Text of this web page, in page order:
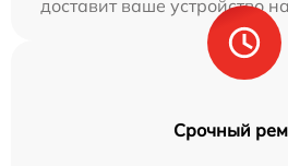
доставит ваше устройство
Срочный